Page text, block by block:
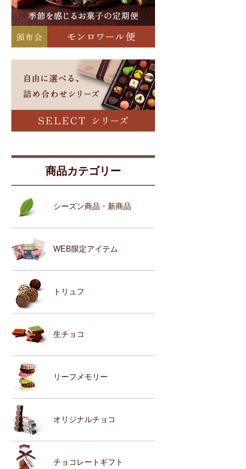
商品カテゴリー
シーズン商品・新商品
WEB限定アイテム
トリュフ
生チョコ
リーフメモリー
オリジナルチョコ
チョコレートギフト